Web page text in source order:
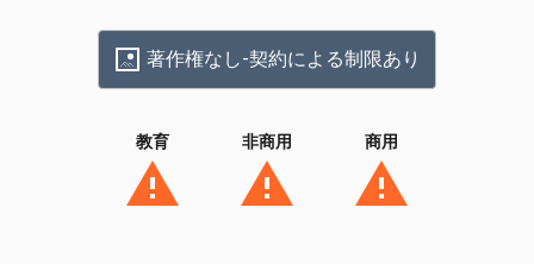
著作権なし-契約による制限あり
教育 非商用 商用